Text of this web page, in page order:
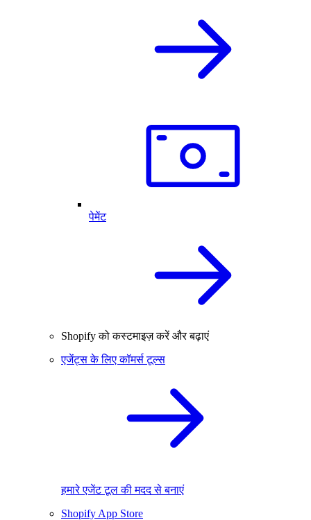
पेमेंट
Shopify को कस्टमाइज़ करें और बढ़ाएं
एजेंट्स के लिए कॉमर्स टूल्स
हमारे एजेंट टूल की मदद से बनाएं
Shopify App Store